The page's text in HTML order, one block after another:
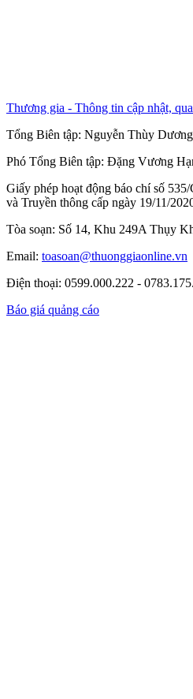
Thương gia - Thông tin cập nhật,
Tổng Biên tập: Nguyễn Thùy Dương
Phó Tổng Biên tập: Đặng Vương
Giấy phép hoạt động báo chí số
và Truyền thông cấp ngày 19/11/
Tòa soạn: Số 14, Khu 249A Thụy
Email: toasoan@thuonggiaonline.vn
Điện thoại: 0599.000.222 -
Báo giá quảng cáo